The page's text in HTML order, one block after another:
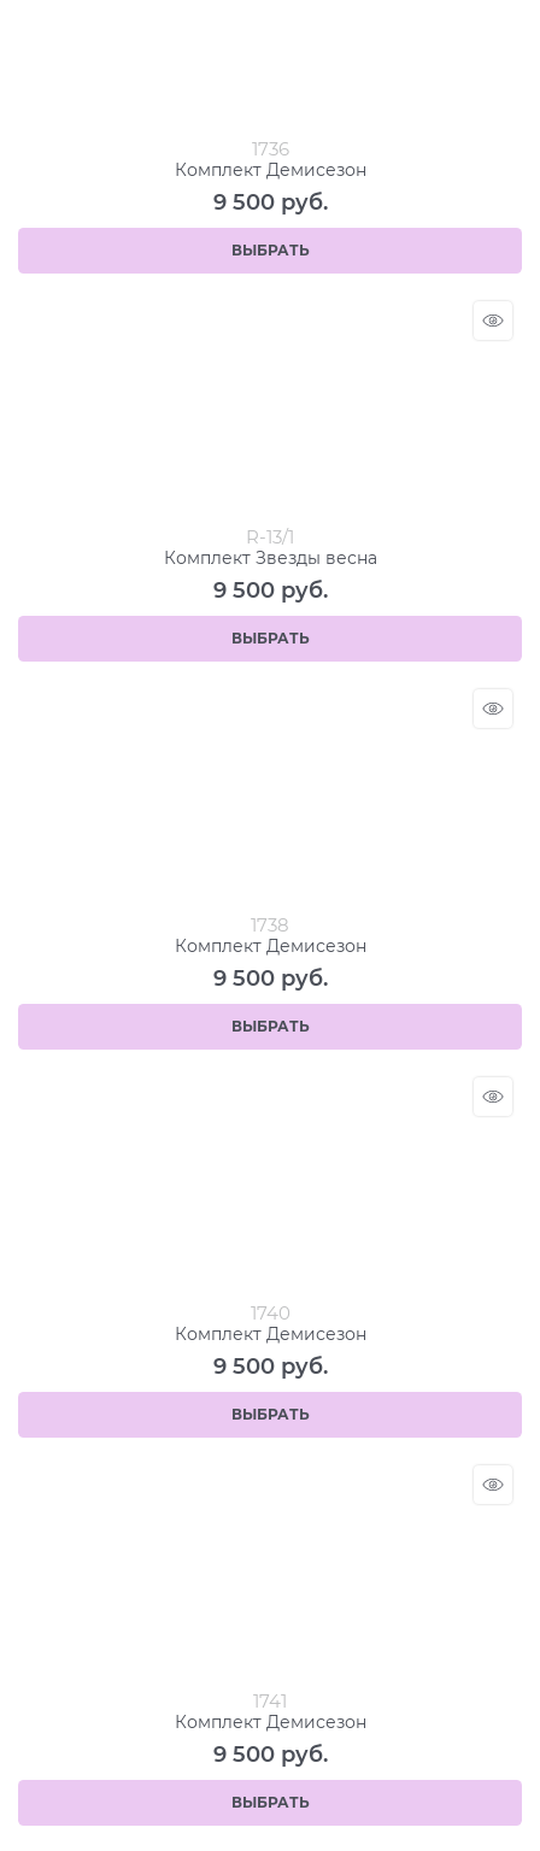
1736
Комплект Демисезон
9 500 руб.
ВЫБРАТЬ
R-13/1
Комплект Звезды весна
9 500 руб.
ВЫБРАТЬ
1738
Комплект Демисезон
9 500 руб.
ВЫБРАТЬ
1740
Комплект Демисезон
9 500 руб.
ВЫБРАТЬ
1741
Комплект Демисезон
9 500 руб.
ВЫБРАТЬ